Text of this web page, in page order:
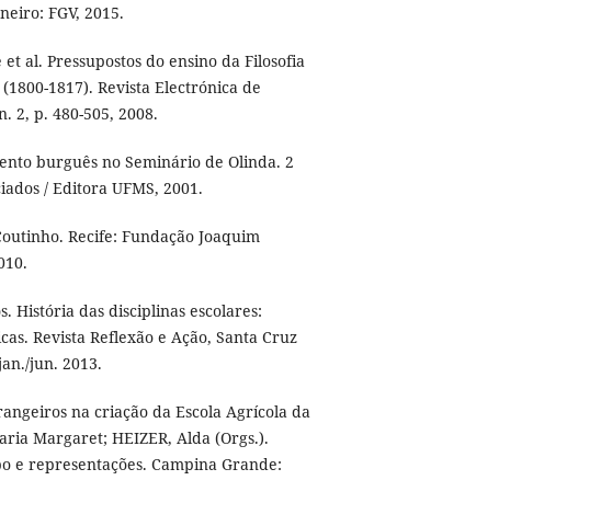
FGV, 2015.
al. Pressupostos do ensino da Filosofia
1817). Revista Electrónica de
2, p. 480-505, 2008.
burguês no Seminário de Olinda. 2
/ Editora UFMS, 2001.
Recife: Fundação Joaquim
História das disciplinas escolares:
Revista Reflexão e Ação, Santa Cruz
jun. 2013.
na criação da Escola Agrícola da
Margaret; HEIZER, Alda (Orgs.).
e representações. Campina Grande: